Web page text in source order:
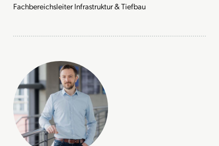
Fachbereichsleiter Infrastruktur & Tiefbau